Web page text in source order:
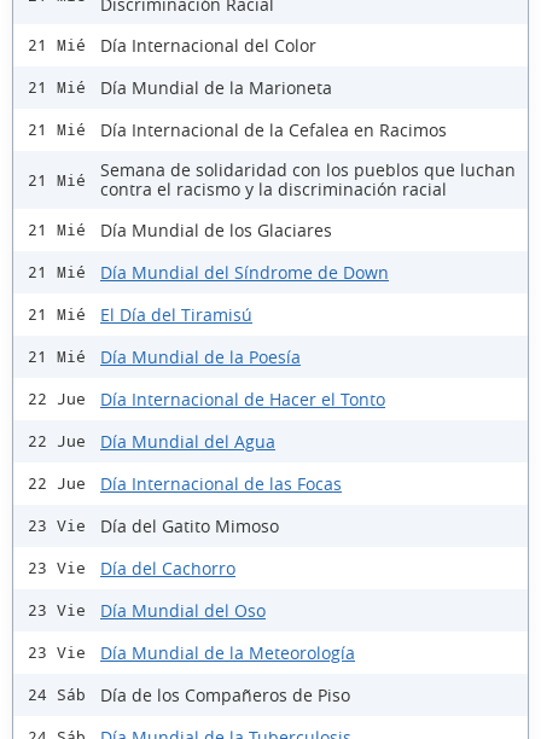
Discriminación Racial
21 Mié Día Internacional del Color
21 Mié Día Mundial de la Marioneta
21 Mié Día Internacional de la Cefalea en Racimos
21 Mié
Semana de solidaridad con los pueblos que luchan
contra el racismo y la discriminación racial
21 Mié Día Mundial de los Glaciares
21 Mié Día Mundial del Síndrome de Down
21 Mié El Día del Tiramisú
21 Mié Día Mundial de la Poesía
22 Jue Día Internacional de Hacer el Tonto
22 Jue Día Mundial del Agua
22 Jue Día Internacional de las Focas
23 Vie Día del Gatito Mimoso
23 Vie Día del Cachorro
23 Vie Día Mundial del Oso
23 Vie Día Mundial de la Meteorología
24 Sáb Día de los Compañeros de Piso